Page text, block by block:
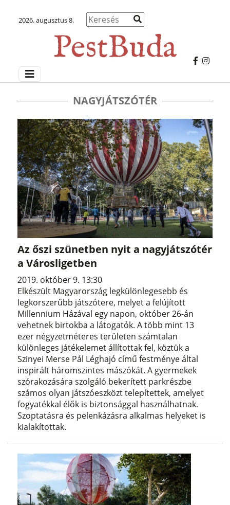
2026. augusztus 8.
NAGYJÁTSZÓTÉR
Az őszi szünetben nyit a nagyjátszótér
a Városligetben
2019. október 9. 13:30
Elkészült Magyarország legkülönlegesebb és
legkorszerűbb játszótere, melyet a felújított
Millennium Házával egy napon, október 26-án
vehetnek birtokba a látogatók. A több mint 13
ezer négyzetméteres területen számtalan
különleges játékelemet állítottak fel, köztük a
Szinyei Merse Pál Léghajó című festménye által
inspirált háromszintes mászókát. A gyermekek
szórakozására szolgáló bekerített parkrészbe
számos olyan játszóeszközt telepítettek, amelyet
fogyatékkal élők is biztonsággal használhatnak.
Szoptatásra és pelenkázásra alkalmas helyeket is
kialakítottak.